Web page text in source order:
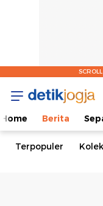
Home Berita
Terpopuler